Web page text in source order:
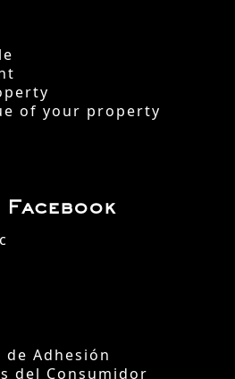
of your property
Adhesión
del Consumidor